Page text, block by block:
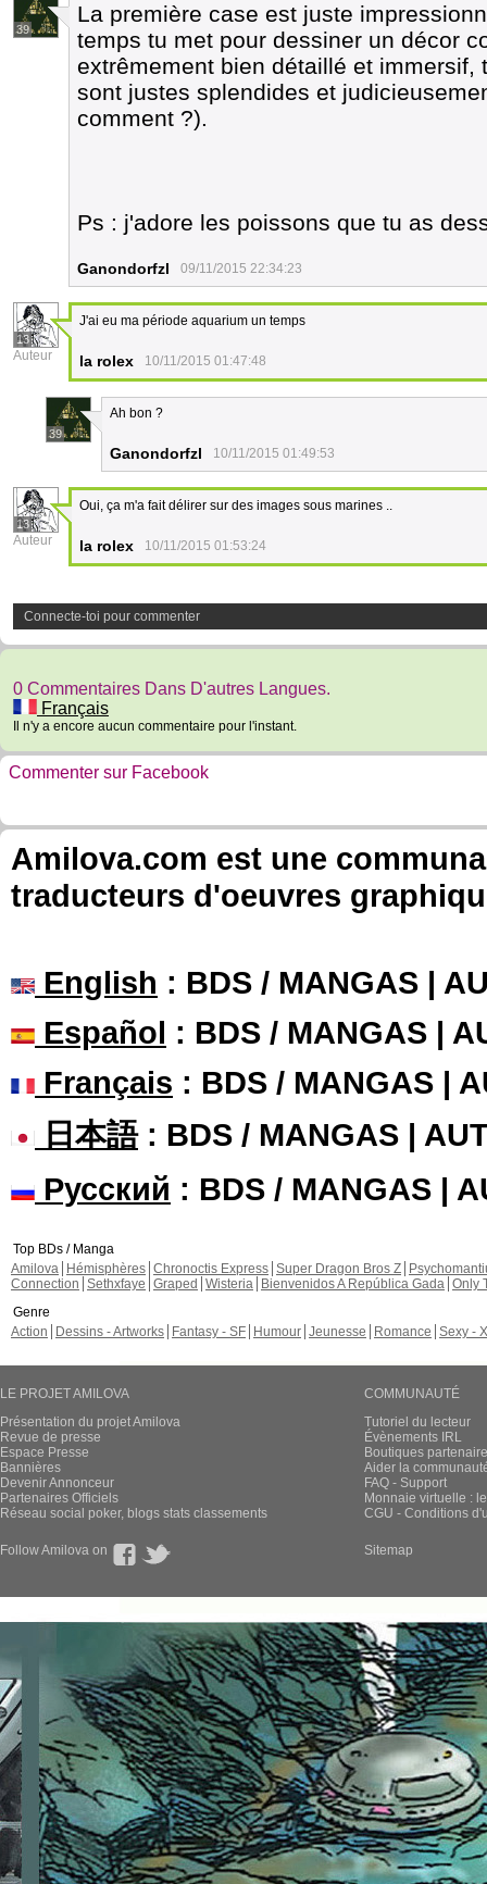
39
La première case est juste
temps tu met pour dessiner un décor
extrêmement bien détaillé et
sont justes splendides et
comment ?).
Ps : j'adore les poissons que tu as
Ganondorfzl 09/11/2015 22:34:23
13
Auteur
J'ai eu ma période aquarium un temps
la rolex 10/11/2015 01:47:48
39
Ah bon ?
Ganondorfzl 10/11/2015 01:49:53
13
Auteur
Oui, ça m'a fait délirer sur des images sous marines ..
la rolex 10/11/2015 01:53:24
Connecte-toi pour commenter
0 Commentaires Dans D'autres Langues.
Français
Il n'y a encore aucun commentaire pour l'instant.
Commenter sur Facebook
Amilova.com est une
traducteurs d'oeuvres
English : BDS / MANGAS |
Español : BDS / MANGAS |
Français : BDS / MANGAS |
日本語: BDS / MANGAS |
Русский : BDS / MANGAS |
Top BDs / Manga
Amilova
Hémisphères Chronoctis Express Super Dragon Bros Z
Connection Sethxfaye Graped Wisteria Bienvenidos A República Gada Only
Genre
Action
Dessins - Artworks Fantasy - SF Humour Jeunesse Romance Sexy -
LE PROJET AMILOVA
Présentation du projet Amilova
Revue de presse
Espace Presse
Bannières
Devenir Annonceur
Partenaires Officiels
Réseau social poker, blogs stats classements
COMMUNAUTÉ
Tutoriel du lecteur
Évènements IRL
Boutiques
Aider la
FAQ - Support
Monnaie virtuelle :
CGU - Conditions
Follow Amilova on Sitemap